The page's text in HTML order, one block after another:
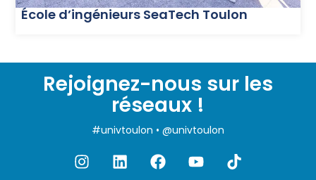
École d’ingénieurs SeaTech Toulon
Rejoignez-nous sur les
réseaux !
#univtoulon • @univtoulon